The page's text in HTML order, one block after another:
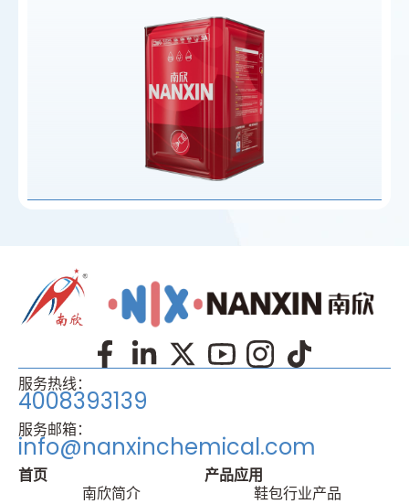
服务热线：
4008393139
服务邮箱：
info@nanxinchemical.com
首页
南欣简介
产品应⽤
鞋包⾏业产品